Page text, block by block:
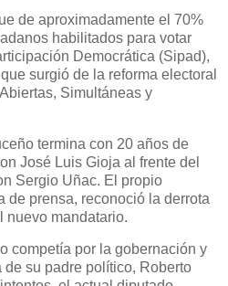
de aproximadamente el 70%
habilitados para votar
Democrática (Sipad),
surgió de la reforma electoral
Simultáneas y
termina con 20 años de
José Luis Gioja al frente del
Sergio Uñac. El propio
de prensa, reconoció la derrota
nuevo mandatario.
competía por la gobernación y
su padre político, Roberto